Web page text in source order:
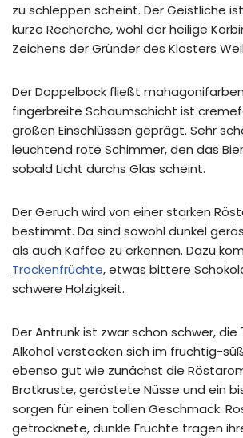
zu schleppen scheint. Der Geistliche
kurze Recherche, wohl der heilige
Zeichens der Gründer des Klosters
Der Doppelbock fließt
fingerbreite Schaumschicht ist
großen Einschlüssen geprägt. Sehr
leuchtend rote Schimmer, den das
sobald Licht durchs Glas scheint.
Der Geruch wird von einer starken
bestimmt. Da sind sowohl dunkel
als auch Kaffee zu erkennen. Dazu
Trockenfrüchte, etwas bittere
schwere Holzigkeit.
Der Antrunk ist zwar schon schwer, die
Alkohol verstecken sich im fruchtig-
ebenso gut wie zunächst die
Brotkruste, geröstete Nüsse und ein
sorgen für einen tollen Geschmack.
getrocknete, dunkle Früchte tragen